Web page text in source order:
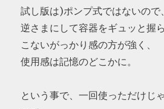
試し版は)ポンプ式ではないので、
逆さまにして容器をギュッと握
こないがっかり感の方が強く、
使用感は記憶のどこかに。
という事で、一回使っただけじ